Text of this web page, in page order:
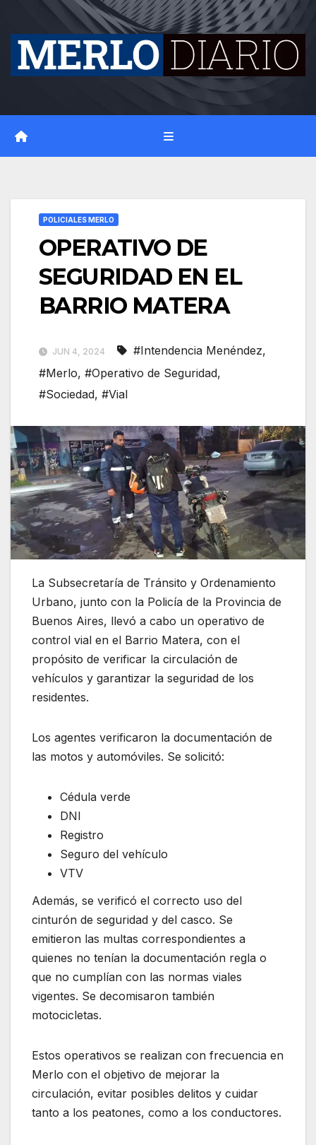
content
POLICIALES MERLO
OPERATIVO DE
SEGURIDAD EN EL
BARRIO MATERA
JUN 4, 2024 #Intendencia Menéndez,
#Merlo, #Operativo de Seguridad,
#Sociedad, #Vial
La Subsecretaría de Tránsito y Ordenamiento
Urbano, junto con la Policía de la Provincia de
Buenos Aires, llevó a cabo un operativo de
control vial en el Barrio Matera, con el
propósito de verificar la circulación de
vehículos y garantizar la seguridad de los
residentes.
Los agentes verificaron la documentación de
las motos y automóviles. Se solicitó:
Cédula verde
DNI
Registro
Seguro del vehículo
VTV
Además, se verificó el correcto uso del
cinturón de seguridad y del casco. Se
emitieron las multas correspondientes a
quienes no tenían la documentación regla o
que no cumplían con las normas viales
vigentes. Se decomisaron también
motocicletas.
Estos operativos se realizan con frecuencia en
Merlo con el objetivo de mejorar la
circulación, evitar posibles delitos y cuidar
tanto a los peatones, como a los conductores.